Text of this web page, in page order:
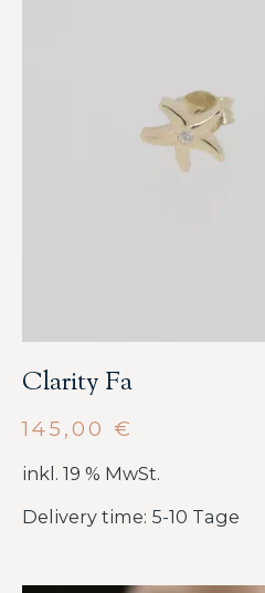
Clarity Fa
145,00 €
inkl. 19 % MwSt.
Delivery time: 5-10 Tage